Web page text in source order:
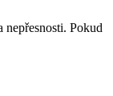
nepřesnosti. Pokud